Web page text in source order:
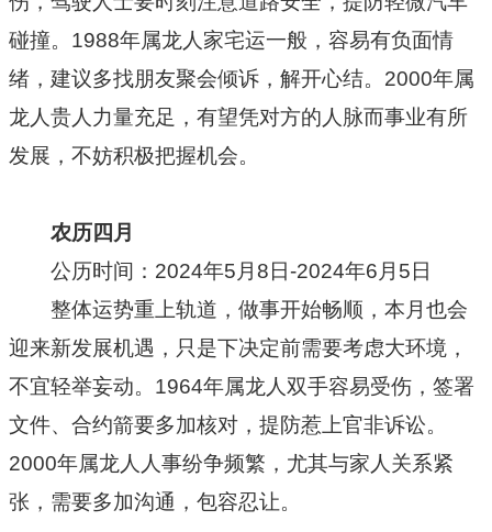
碰撞。1988年属龙人家宅运一般，容易有负面情
绪，建议多找朋友聚会倾诉，解开心结。2000年属
龙人贵人力量充足，有望凭对方的人脉而事业有所
发展，不妨积极把握机会。
农历四月
公历时间：2024年5月8日-2024年6月5日
整体运势重上轨道，做事开始畅顺，本月也会
迎来新发展机遇，只是下决定前需要考虑大环境，
不宜轻举妄动。1964年属龙人双手容易受伤，签署
文件、合约箭要多加核对，提防惹上官非诉讼。
2000年属龙人人事纷争频繁，尤其与家人关系紧
张，需要多加沟通，包容忍让。